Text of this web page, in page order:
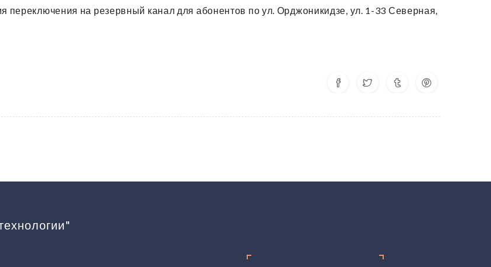
на резервный канал для абонентов по ул. Орджоникидзе, ул. 1-33 Северная,